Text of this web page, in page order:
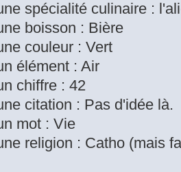
spécialité culinaire :
boisson : Bière
couleur : Vert
élément : Air
chiffre : 42
citation : Pas d'idée là.
mot : Vie
religion : Catho (mais